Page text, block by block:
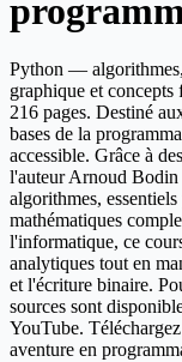
Python —
graphique et concepts
216 pages. Destiné
bases de la
accessible. Grâce à
l'auteur Arnoud Bodin
algorithmes,
mathématiques
l'informatique, ce
analytiques tout en
et l'écriture binaire.
sources sont
YouTube.
aventure en